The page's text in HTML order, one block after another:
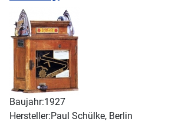
Baujahr:1927
Hersteller:Paul Schülke, Berlin